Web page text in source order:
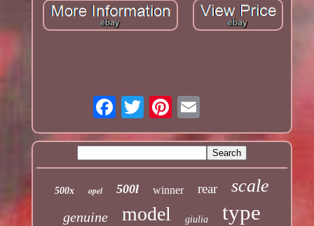
500x opel 500l winner rear scale
genuine model giulia type